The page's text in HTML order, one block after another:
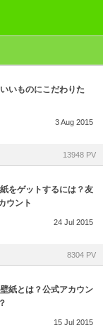
いものにこだわりた
3Aug 2015
13948 PV
をゲットするには？友
ウント
24 Jul 2015
8304 PV
紙とは？公式アカウン
15 Jul 2015